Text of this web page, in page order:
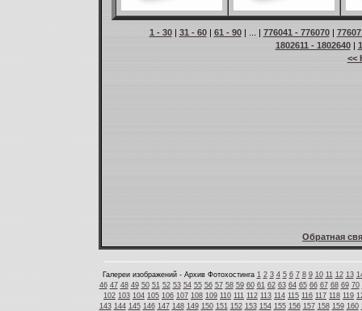
1 - 30| 31 - 60| 61 - 90| ... | 776041 - 776070|
1802611 - 1802640|
<<
Обратная
Галереи изображений - Архив Фотохостинга 1 2 3 4 5 6 7 8 9 10 11 12 13
46 47 48 49 50 51 52 53 54 55 56 57 58 59 60 61 62 63 64 65 66 67 68 69 70
102 103 104 105 106 107 108 109 110 111 112 113 114 115 116 117 118 119
143 144 145 146 147 148 149 150 151 152 153 154 155 156 157 158 159 160